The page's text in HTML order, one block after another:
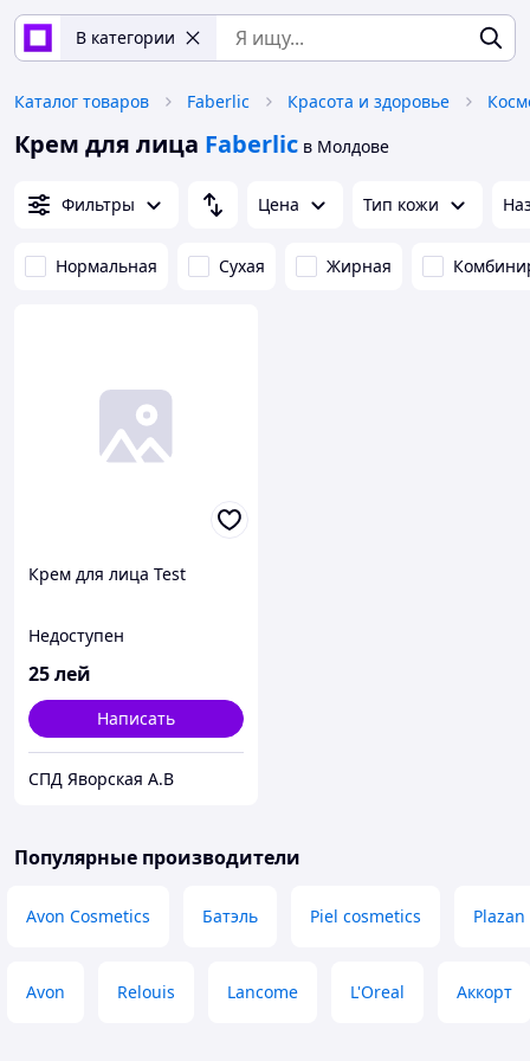
В категории
Каталог товаров Faberlic Красота и здоровье
Крем для лица Faberlic в Молдове
Фильтры Цена Тип кожи
Нормальная Сухая Жирная
Крем для лица Test
Недоступен
25лей
Написать
СПД Яворская А.В
Популярные производители
Avon Cosmetics Батэль Piel cosmetics Plazan
Avon Relouis Lancome L'Oreal Аккорт